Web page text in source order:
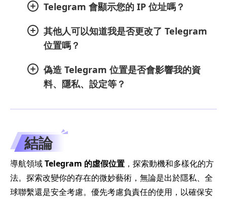
Telegram 會顯示您的 IP 位址嗎？
其他人可以知道我是否更改了 Telegram
位置嗎？
偽造 Telegram 位置是否會影響我的資
料、隱私、設定等？
結論
導航領域Telegram 的虛假位置 ，探索動機和多樣化的方
法。探索改變你的存在的微妙藝術，無論是出於隱私、全
球聯繫還是安全考慮。優先考慮負責任的使用，以確保安